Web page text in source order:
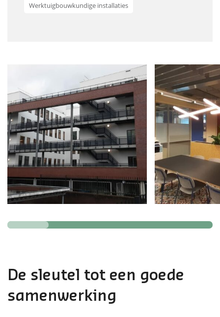
Werktuigbouwkundige installaties
De sleutel tot een goede
samenwerking